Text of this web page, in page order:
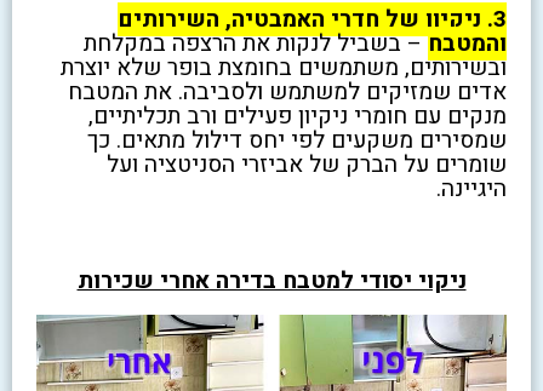
3. ניקיון של חדרי האמבטיה, השירותים
והמטבח– בשביל לנקות את הרצפה במקלחת
ובשירותים, משתמשים בחומצת בופר שלא יוצרת
אדים שמזיקים למשתמש ולסביבה. את המטבח
מנקים עם חומרי ניקיון פעילים ורב תכליתיים,
שמסירים משקעים לפי יחס דילול מתאים. כך
שומרים על הברק של אביזרי הסניטציה ועל
היגיינה.
ניקוי יסודי למטבח בדירה אחרי שכירות